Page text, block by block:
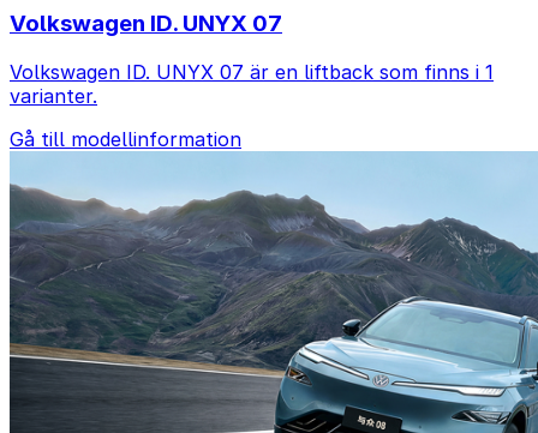
Volkswagen ID. UNYX 07
Volkswagen ID. UNYX 07 är en liftback som finns i 1
varianter.
Gå till modellinformation